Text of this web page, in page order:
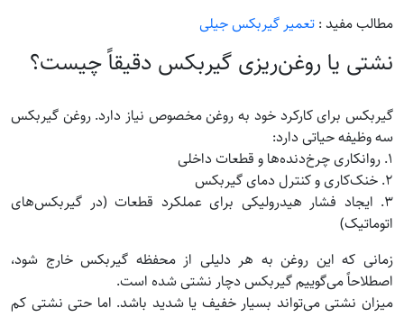
مطالب مفید : تعمیر گیربکس جیلی
نشتی یا روغن‌ریزی گیربکس دقیقاً چیست؟
گیربکس برای کارکرد خود به روغن مخصوص نیاز دارد. روغن گیربکس
سه وظیفه حیاتی دارد:
۱. روانکاری چرخ‌دنده‌ها و قطعات داخلی
۲. خنک‌کاری و کنترل دمای گیربکس
۳. ایجاد فشار هیدرولیکی برای عملکرد قطعات (در گیربکس‌های
اتوماتیک)
زمانی که این روغن به هر دلیلی از محفظه گیربکس خارج شود،
اصطلاحاً می‌گوییم گیربکس دچار نشتی شده است.
میزان نشتی می‌تواند بسیار خفیف یا شدید باشد. اما حتی نشتی کم